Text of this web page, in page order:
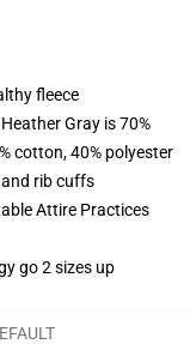
fleece
Gray is 70%
cotton, 40% polyester
rib cuffs
Attire Practices
go 2 sizes up